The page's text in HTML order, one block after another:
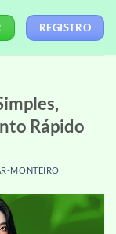
REGISTRO
Rápido
MONTEIRO